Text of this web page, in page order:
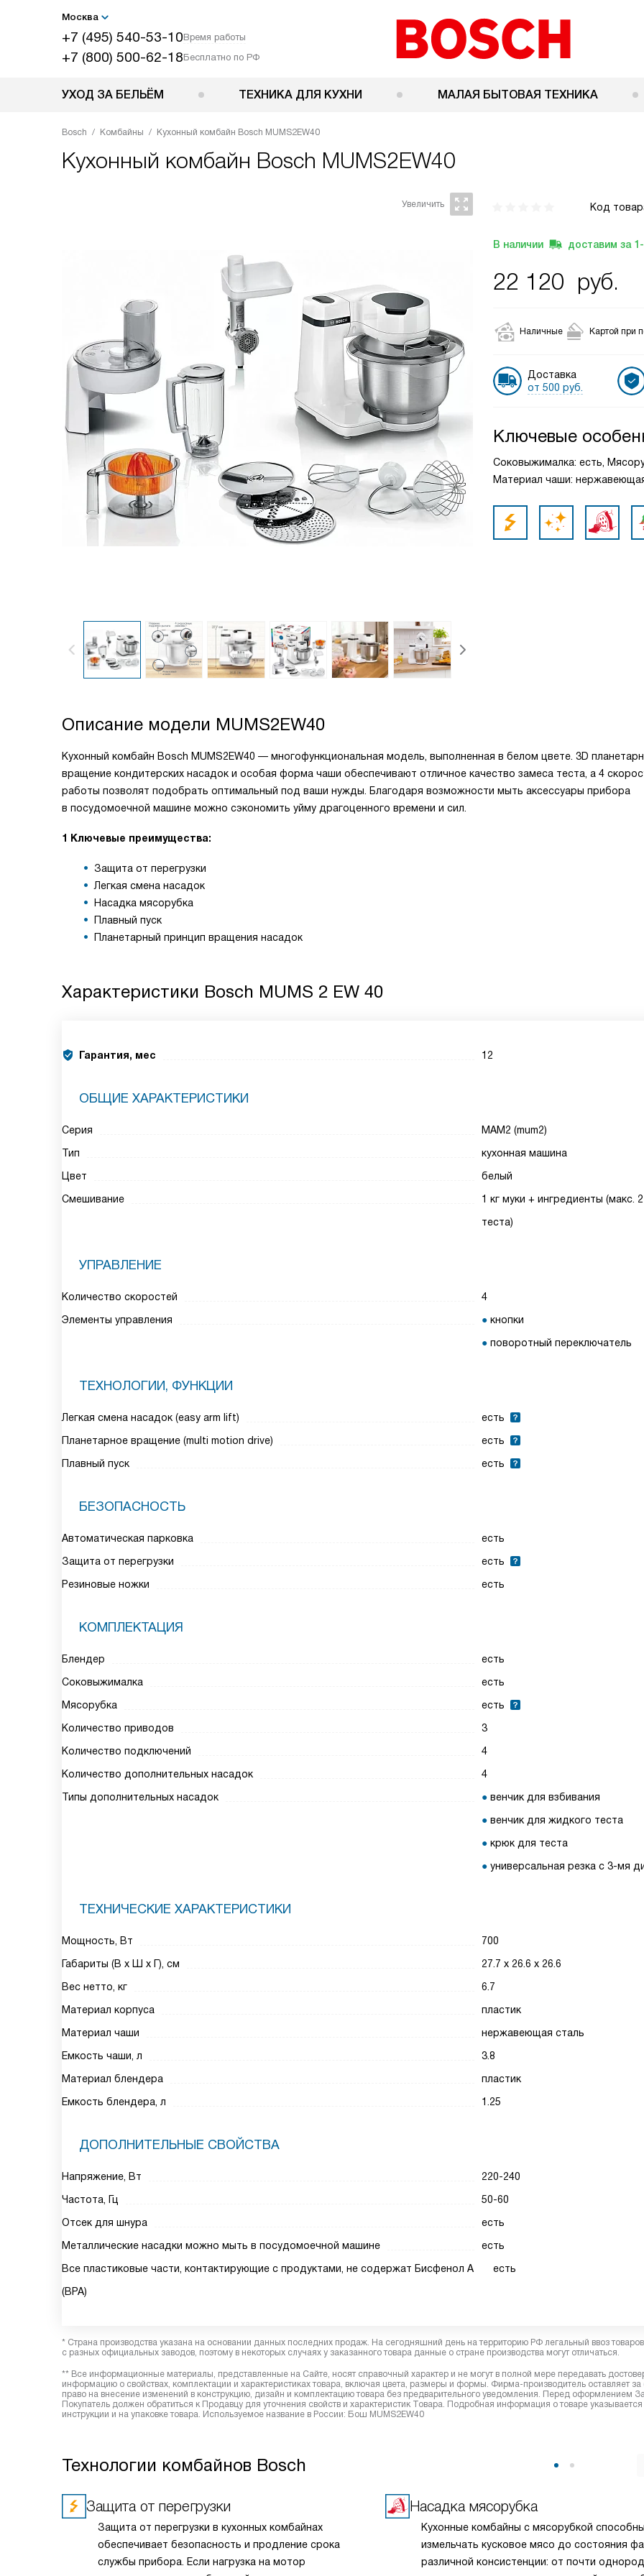
Москва
+7 (495) 540-53-10Время работы
+7 (800) 500-62-18Бесплатно по РФ
УХОД ЗА БЕЛЬЁМ ТЕХНИКА ДЛЯ КУХНИ МАЛАЯ БЫТОВАЯ ТЕХНИКА
Bosch Комбайны Кухонный комбайн Bosch MUMS2EW40
Кухонный комбайн Bosch MUMS2EW40
Код
В наличии доставим за
22 120 руб.
Наличные Картой при
Доставка
от 500 руб.
Ключевые
Соковыжималка: есть,
Материал чаши:
Описание модели MUMS2EW40
Кухонный комбайн Bosch MUMS2EW40 — многофункциональная модель, выполненная в белом цвете. 3D
вращение кондитерских насадок и особая форма чаши обеспечивают отличное качество замеса теста, а 4
работы позволят подобрать оптимальный под ваши нужды. Благодаря возможности мыть аксессуары прибора
в посудомоечной машине можно сэкономить уйму драгоценного времени и сил.
1 Ключевые преимущества:
Защита от перегрузки
Легкая смена насадок
Насадка мясорубка
Плавный пуск
Планетарный принцип вращения насадок
Характеристики Bosch MUMS 2 EW 40
Гарантия, мес 12
ОБЩИЕ ХАРАКТЕРИСТИКИ
Серия
МАМ2 (mum2)
Тип
кухонная машина
Цвет
белый
Смешивание
1 кг муки + ингредиенты (макс. 2
теста)
УПРАВЛЕНИЕ
Количество скоростей
4
Элементы управления
кнопки
поворотный переключатель
ТЕХНОЛОГИИ, ФУНКЦИИ
Легкая смена насадок (easy arm lift)
есть
Планетарное вращение (multi motion drive)
есть
Плавный пуск
есть
БЕЗОПАСНОСТЬ
Автоматическая парковка
есть
Защита от перегрузки
есть
Резиновые ножки
есть
КОМПЛЕКТАЦИЯ
Блендер
есть
Соковыжималка
есть
Мясорубка
есть
Количество приводов
3
Количество подключений
4
Количество дополнительных насадок
4
Типы дополнительных насадок
венчик для взбивания
венчик для жидкого теста
крюк для теста
универсальная резка с 3-мя
ТЕХНИЧЕСКИЕ ХАРАКТЕРИСТИКИ
Мощность, Вт
700
Габариты (В х Ш х Г), см
27.7 х 26.6 х 26.6
Вес нетто, кг
6.7
Материал корпуса
пластик
Материал чаши
нержавеющая сталь
Емкость чаши, л
3.8
Материал блендера
пластик
Емкость блендера, л
1.25
ДОПОЛНИТЕЛЬНЫЕ СВОЙСТВА
Напряжение, Вт
220-240
Частота, Гц
50-60
Отсек для шнура
есть
Металлические насадки можно мыть в посудомоечной машине
есть
Все пластиковые части, контактирующие с продуктами, не содержат Бисфенол А
(BPA)
есть
* Страна производства указана на основании данных последних продаж. На сегодняшний день на территорию РФ легальный ввоз
с разных официальных заводов, поэтому в некоторых случаях у заказанного товара данные о стране производства могут отличаться.
** Все информационные материалы, представленные на Сайте, носят справочный характер и не могут в полной мере передавать
информацию о свойствах, комплектации и характеристиках товара, включая цвета, размеры и формы. Фирма-производитель оставляет за
право на внесение изменений в конструкцию, дизайн и комплектацию товара без предварительного уведомления. Перед оформлением
Покупатель должен обратиться к Продавцу для уточнения свойств и характеристик Товара. Подробная информация о товаре указывается
инструкции и на упаковке товара. Используемое название в России: Бош MUMS2EW40
Технологии комбайнов Bosch
Защита от перегрузки
Защита от перегрузки в кухонных комбайнах
обеспечивает безопасность и продление срока
службы прибора. Если нагрузка на мотор
Насадка мясорубка
Кухонные комбайны с мясорубкой способны
измельчать кусковое мясо до состояния
различной консистенции: от почти